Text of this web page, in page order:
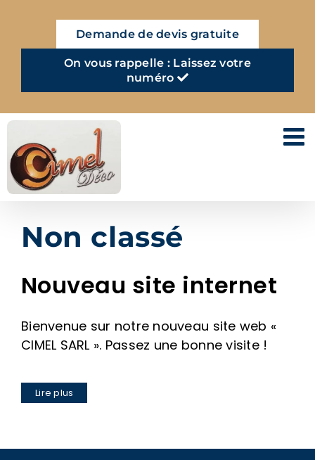
contenu
Demande de devis gratuite
On vous rappelle : Laissez votre
numéro
Non classé
Nouveau site internet
Bienvenue sur notre nouveau site web «
CIMEL SARL ». Passez une bonne visite !
Lire plus